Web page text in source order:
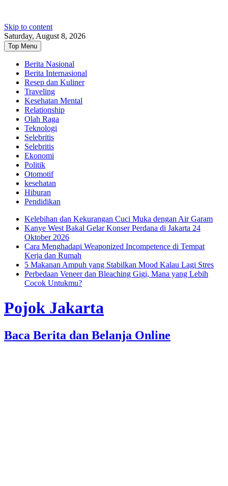
Skip to content
Saturday, August 8, 2026
Top Menu
Berita Nasional
Berita Internasional
Resep dan Kuliner
Traveling
Kesehatan Mental
Relationship
Olah Raga
Teknologi
Selebritis
Selebritis
Ekonomi
Politik
Otomotif
kesehatan
Hiburan
Pendidikan
Kelebihan dan Kekurangan Cuci Muka dengan Air Garam
Kanye West Bakal Gelar Konser Perdana di Jakarta 24
Oktober 2026
Cara Menghadapi Weaponized Incompetence di Tempat
Kerja dan Rumah
5 Makanan Ampuh yang Stabilkan Mood Kalau Lagi Stres
Perbedaan Veneer dan Bleaching Gigi, Mana yang Lebih
Cocok Untukmu?
Pojok Jakarta
Baca Berita dan Belanja Online